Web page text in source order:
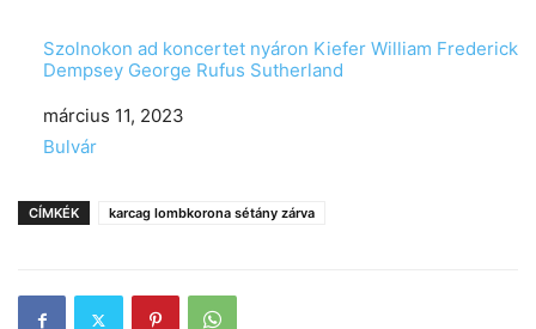
Szolnokon ad koncertet nyáron Kiefer William Frederick
Dempsey George Rufus Sutherland
Date
március 11, 2023
In relation to
Bulvár
CÍMKÉK karcag lombkorona sétány zárva